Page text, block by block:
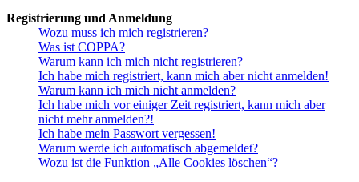
Registrierung und Anmeldung
Wozu muss ich mich registrieren?
Was ist COPPA?
Warum kann ich mich nicht registrieren?
Ich habe mich registriert, kann mich aber nicht anmelden!
Warum kann ich mich nicht anmelden?
Ich habe mich vor einiger Zeit registriert, kann mich aber
nicht mehr anmelden?!
Ich habe mein Passwort vergessen!
Warum werde ich automatisch abgemeldet?
Wozu ist die Funktion „Alle Cookies löschen“?